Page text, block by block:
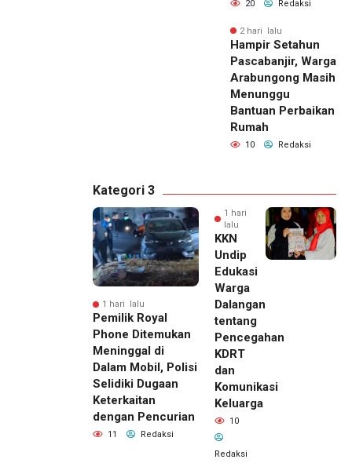
20 Redaksi
2 hari lalu
Hampir Setahun
Pascabanjir, Warga
Arabungong Masih
Menunggu
Bantuan Perbaikan
Rumah
10 Redaksi
Kategori 3
1 hari lalu
Pemilik Royal
Phone Ditemukan
Meninggal di
Dalam Mobil, Polisi
Selidiki Dugaan
Keterkaitan
dengan Pencurian
11 Redaksi
1 hari
lalu
KKN
Undip
Edukasi
Warga
Dalangan
tentang
Pencegahan
KDRT
dan
Komunikasi
Keluarga
10
Redaksi